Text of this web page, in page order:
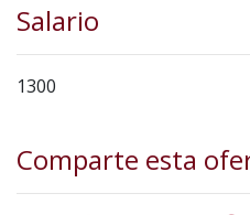
Salario
1300
Comparte esta